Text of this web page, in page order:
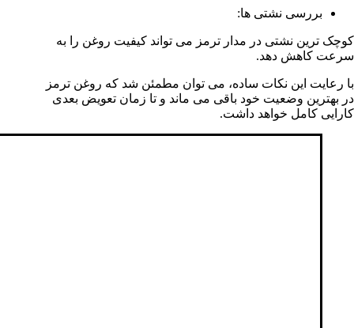
بررسی نشتی ها:
کوچک ترین نشتی در مدار ترمز می تواند کیفیت روغن را به
سرعت کاهش دهد.
با رعایت این نکات ساده، می توان مطمئن شد که روغن ترمز
در بهترین وضعیت خود باقی می ماند و تا زمان تعویض بعدی
کارایی کامل خواهد داشت.